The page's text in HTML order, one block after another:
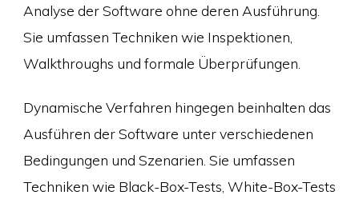
Analyse der Software ohne deren Ausführung.
Sie umfassen Techniken wie Inspektionen,
Walkthroughs und formale Überprüfungen.
Dynamische Verfahren hingegen beinhalten das
Ausführen der Software unter verschiedenen
Bedingungen und Szenarien. Sie umfassen
Techniken wie Black-Box-Tests, White-Box-Tests